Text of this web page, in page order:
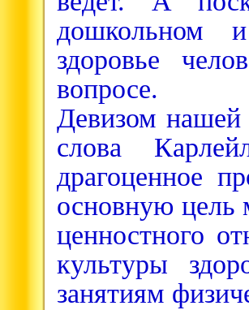
дошкольном
здоровье
вопросе.
Девизом
слова
драгоценное
основную
ценностного
культуры
занятиям